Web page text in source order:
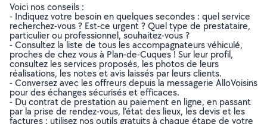
Voici nos conseils :
- Indiquez votre besoin en quelques secondes : quel service
recherchez-vous ? Est-ce urgent ? Quel type de prestataire,
particulier ou professionnel, souhaitez-vous ?
- Consultez la liste de tous les accompagnateurs véhiculé,
proches de chez vous à Plan-de-Cuques ! Sur leur profil,
consultez les services proposés, les photos de leurs
réalisations, les notes et avis laissés par leurs clients.
- Conversez avec les offreurs depuis la messagerie AlloVoisins
pour des échanges sécurisés et efficaces.
- Du contrat de prestation au paiement en ligne, en passant
par la prise de rendez-vous, l’état des lieux, les devis et les
factures : utilisez nos outils gratuits à chaque étape de votre